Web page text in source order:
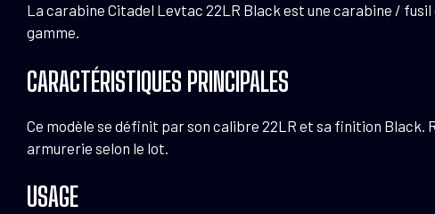
La carabine Citadel Levtac 22LR Black est une carabine /
gamme.
CARACTÉRISTIQUES PRINCIPALES
Ce modèle se définit par son calibre 22LR et sa finition
armurerie selon le lot.
USAGE